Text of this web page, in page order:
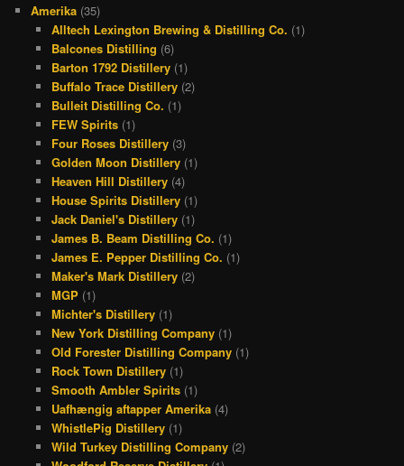
e
b
o
o
k
e
a
d
s
a
g
r
a
m
e
r
e
t
Amerika (35)
Alltech Lexington Brewing & Distilling Co. (1)
Balcones Distilling (6)
Barton 1792 Distillery(1)
Buffalo Trace Distillery(2)
Bulleit Distilling Co. (1)
FEW Spirits(1)
Four Roses Distillery(3)
Golden Moon Distillery(1)
Heaven Hill Distillery(4)
House Spirits Distillery(1)
Jack Daniel's Distillery(1)
James B. Beam Distilling Co. (1)
James E. Pepper Distilling Co. (1)
Maker's Mark Distillery(2)
MGP(1)
Michter's Distillery(1)
New York Distilling Company(1)
Old Forester Distilling Company(1)
Rock Town Distillery(1)
Smooth Ambler Spirits(1)
Uafhængig aftapper Amerika(4)
WhistlePig Distillery(1)
Wild Turkey Distilling Company(2)